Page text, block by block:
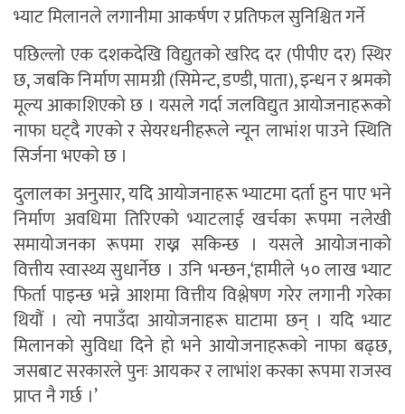
भ्याट मिलानले लगानीमा आकर्षण र प्रतिफल सुनिश्चित गर्ने
पछिल्लो एक दशकदेखि विद्युतको खरिद दर (पीपीए दर) स्थिर
छ, जबकि निर्माण सामग्री (सिमेन्ट, डण्डी, पाता), इन्धन र श्रमको
मूल्य आकाशिएको छ । यसले गर्दा जलविद्युत आयोजनाहरूको
नाफा घट्दै गएको र सेयरधनीहरूले न्यून लाभांश पाउने स्थिति
सिर्जना भएको छ ।
दुलालका अनुसार, यदि आयोजनाहरू भ्याटमा दर्ता हुन पाए भने
निर्माण अवधिमा तिरिएको भ्याटलाई खर्चका रूपमा नलेखी
समायोजनका रूपमा राख्न सकिन्छ । यसले आयोजनाको
वित्तीय स्वास्थ्य सुधार्नेछ । उनि भन्छन,‘हामीले ५० लाख भ्याट
फिर्ता पाइन्छ भन्ने आशमा वित्तीय विश्लेषण गरेर लगानी गरेका
थियौं । त्यो नपाउँदा आयोजनाहरू घाटामा छन् । यदि भ्याट
मिलानको सुविधा दिने हो भने आयोजनाहरूको नाफा बढ्छ,
जसबाट सरकारले पुनः आयकर र लाभांश करका रूपमा राजस्व
प्राप्त नै गर्छ ।’